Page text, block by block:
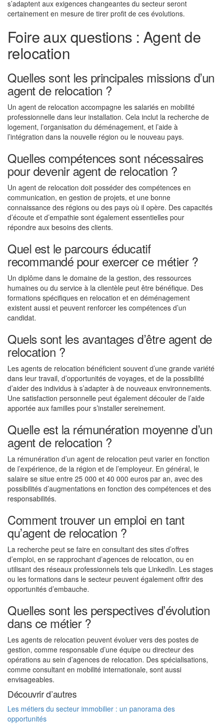
s’adaptent aux exigences changeantes du secteur seront
certainement en mesure de tirer profit de ces évolutions.
Foire aux questions : Agent de
relocation
Quelles sont les principales missions d’un
agent de relocation ?
Un agent de relocation accompagne les salariés en mobilité
professionnelle dans leur installation. Cela inclut la recherche de
logement, l’organisation du déménagement, et l’aide à
l’intégration dans la nouvelle région ou le nouveau pays.
Quelles compétences sont nécessaires
pour devenir agent de relocation ?
Un agent de relocation doit posséder des compétences en
communication, en gestion de projets, et une bonne
connaissance des régions ou des pays où il opère. Des capacités
d’écoute et d’empathie sont également essentielles pour
répondre aux besoins des clients.
Quel est le parcours éducatif
recommandé pour exercer ce métier ?
Un diplôme dans le domaine de la gestion, des ressources
humaines ou du service à la clientèle peut être bénéfique. Des
formations spécifiques en relocation et en déménagement
existent aussi et peuvent renforcer les compétences d’un
candidat.
Quels sont les avantages d’être agent de
relocation ?
Les agents de relocation bénéficient souvent d’une grande variété
dans leur travail, d’opportunités de voyages, et de la possibilité
d’aider des individus à s’adapter à de nouveaux environnements.
Une satisfaction personnelle peut également découler de l’aide
apportée aux familles pour s’installer sereinement.
Quelle est la rémunération moyenne d’un
agent de relocation ?
La rémunération d’un agent de relocation peut varier en fonction
de l’expérience, de la région et de l’employeur. En général, le
salaire se situe entre 25 000 et 40 000 euros par an, avec des
possibilités d’augmentations en fonction des compétences et des
responsabilités.
Comment trouver un emploi en tant
qu’agent de relocation ?
La recherche peut se faire en consultant des sites d’offres
d’emploi, en se rapprochant d’agences de relocation, ou en
utilisant des réseaux professionnels tels que LinkedIn. Les stages
ou les formations dans le secteur peuvent également offrir des
opportunités d’embauche.
Quelles sont les perspectives d’évolution
dans ce métier ?
Les agents de relocation peuvent évoluer vers des postes de
gestion, comme responsable d’une équipe ou directeur des
opérations au sein d’agences de relocation. Des spécialisations,
comme consultant en mobilité internationale, sont aussi
envisageables.
Découvrir d’autres
Les métiers du secteur immobilier : un panorama des
opportunités